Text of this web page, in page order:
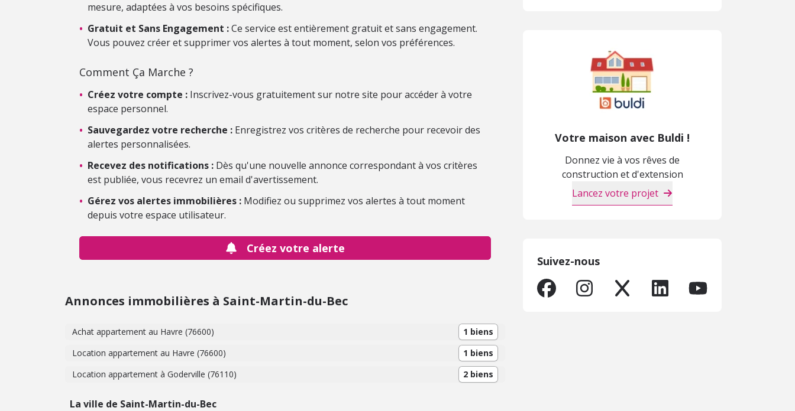
mesure, adaptées à vos besoins spécifiques.
• Gratuit et Sans Engagement :Ce service est entièrement gratuit et sans engagement.
Vous pouvez créer et supprimer vos alertes à tout moment, selon vos préférences.
Comment Ça Marche ?
• Créez votre compte : Inscrivez-vous gratuitement sur notre site pour accéder à votre
espace personnel.
• Sauvegardez votre recherche : Enregistrez vos critères de recherche pour recevoir des
alertes personnalisées.
• Recevez des notifications : Dès qu'une nouvelle annonce correspondant à vos critères
est publiée, vous recevrez un email d'avertissement.
• Gérez vos alertes immobilières : Modifiez ou supprimez vos alertes à tout moment
depuis votre espace utilisateur.
Créez votre alerte
Annonces immobilières à Saint-Martin-du-Bec
Achat appartement au Havre (76600)
1 biens
Location appartement au Havre (76600)
1 biens
Location appartement à Goderville (76110)
2 biens
La ville de Saint-Martin-du-Bec
Votre maison avec Buldi !
Donnez vie à vos rêves de
construction et d'extension
Lancez votre projet
Suivez-nous